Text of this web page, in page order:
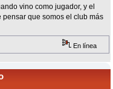
vino como jugador, y el
que somos el club más
En línea